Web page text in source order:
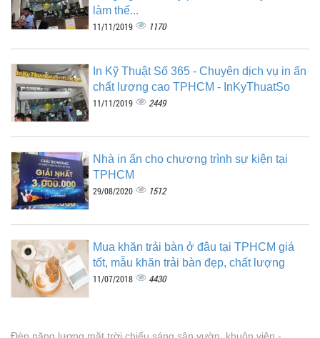
làm thế...
11/11/2019 1170
In Kỹ Thuật Số 365 - Chuyên dịch vụ in ấn
chất lượng cao TPHCM - InKyThuatSo
11/11/2019 2449
Nhà in ấn cho chương trình sự kiện tại
TPHCM
29/08/2020 1512
Mua khăn trải bàn ở đâu tại TPHCM giá
tốt, mẫu khăn trải bàn đẹp, chất lượng
11/07/2018 4430
Đèn năng lượng mặt trời chiếu sáng sân vườn, khuôn viên -